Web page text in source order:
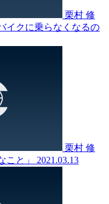
栗村 修
イクに乗らなくなるの
栗村 修
こと」
2021.03.13